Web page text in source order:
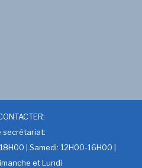
secrétariat:
| Samedi: 12H00-16H00 |
et Lundi